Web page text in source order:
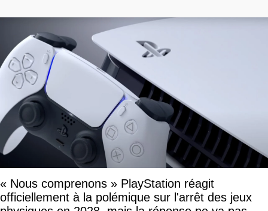
« Nous comprenons » PlayStation réagit
officiellement à la polémique sur l'arrêt des jeux